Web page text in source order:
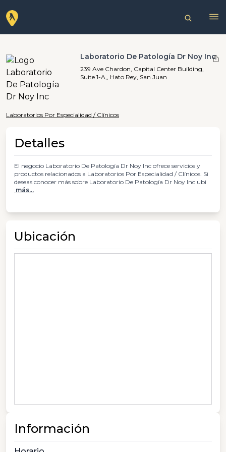
Laboratorio De Patología Dr Noy Inc
239 Ave Chardon, Capital Center Building,
Suite 1-A,, Hato Rey, San Juan
Laboratorios Por Especialidad / Clínicos
Detalles
El negocio Laboratorio De Patología Dr Noy Inc ofrece servicios y
productos relacionados a Laboratorios Por Especialidad / Clínicos. Si
deseas conocer más sobre Laboratorio De Patología Dr Noy Inc ubi
más...
Ubicación
Información